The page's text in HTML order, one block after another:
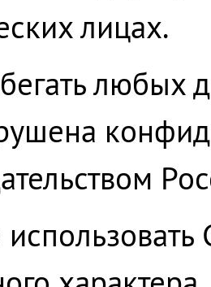
лицах.
любых